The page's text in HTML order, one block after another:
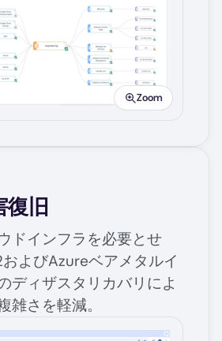
Zoom
復旧
ドインフラを必要とせ
よびAzureベアメタルイ
ディザスタリカバリによ
雑さを軽減。